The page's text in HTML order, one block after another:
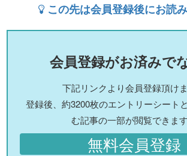
この先は会員登録後にお読
会員登録がお済みで
下記リンクより会員登録頂けま
登録後、約3200枚のエントリーシート
む記事の一部が閲覧できます
無料会員登録